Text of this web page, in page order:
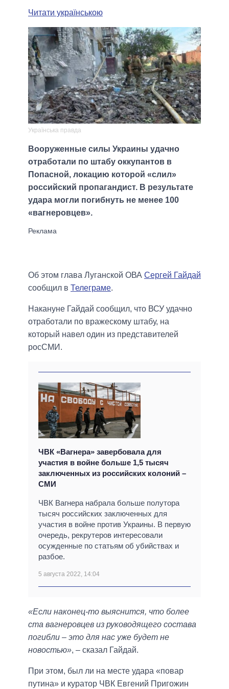
Читати українською
Українська правда
Вооруженные силы Украины удачно
отработали по штабу оккупантов в
Попасной, локацию которой «слил»
российский пропагандист. В результате
удара могли погибнуть не менее 100
«вагнеровцев».
Об этом глава Луганской ОВА Сергей Гайдай
сообщил в Телеграме.
Накануне Гайдай сообщил, что ВСУ удачно
отработали по вражескому штабу, на
который навел один из представителей
росСМИ.
ЧВК «Вагнера» завербовала для
участия в войне больше 1,5 тысяч
заключенных из российских колоний –
СМИ
ЧВК Вагнера набрала больше полутора
тысяч российских заключенных для
участия в войне против Украины. В первую
очередь, рекрутеров интересовали
осужденные по статьям об убийствах и
разбое.
5 августа 2022, 14:04
«Если наконец-то выяснится, что более
ста вагнеровцев из руководящего состава
погибли – это для нас уже будет не
новостью», – сказал Гайдай.
При этом, был ли на месте удара «повар
путина» и куратор ЧВК Евгений Пригожин